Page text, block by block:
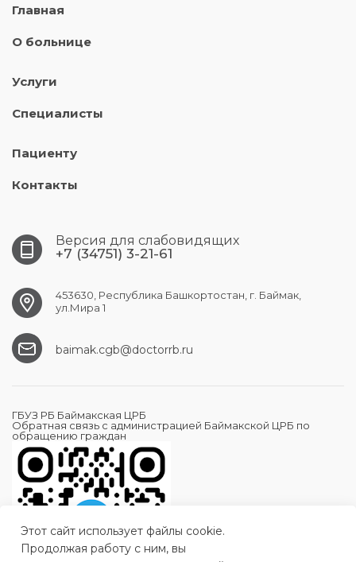
Главная
О больнице
Услуги
Специалисты
Пациенту
Контакты
Версия для слабовидящих
+7 (34751) 3-21-61
453630, Республика Башкортостан, г. Баймак,
ул.Мира 1
baimak.cgb@doctorrb.ru
ГБУЗ РБ Баймакская ЦРБ
Обратная связь с администрацией Баймакской ЦРБ по
обращению граждан
Этот сайт использует файлы cookie.
Продолжая работу с ним, вы